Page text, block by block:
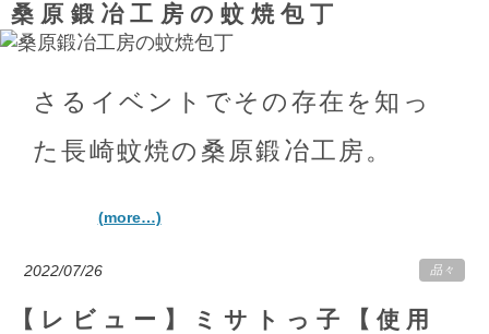
桑原鍛冶工房の蚊焼包丁
さるイベントでその存在を知っ
た長崎蚊焼の桑原鍛冶工房。
(more…)
2022/07/26 品々
【レビュー】ミサトっ子【使用